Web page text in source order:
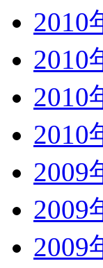
2010
2010
2010
2010
2009
2009
2009